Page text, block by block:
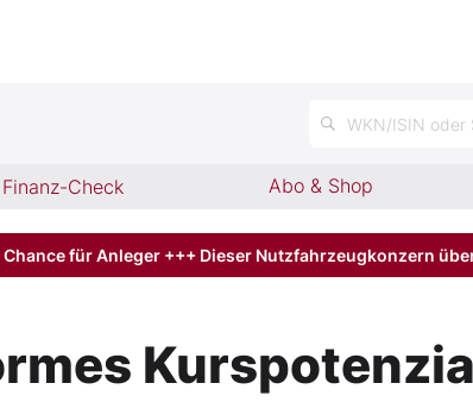
WKN/ISIN oder
Finanz-Check Abo & Shop
für Anleger +++ Dieser Nutzfahrzeugkonzern